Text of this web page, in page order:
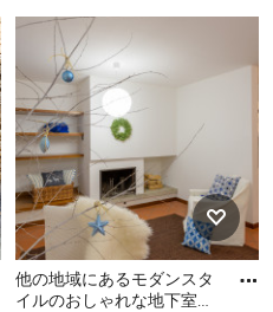
い床、ゲームルーム) の写
ヴェネツィアにあるコンテ
ンポラリースタイルのおし
ゃれな地下室 (白い壁、白い
床、ゲームルーム) の写真
他の地域にあるモダンスタ
イルのおしゃれな地下室の